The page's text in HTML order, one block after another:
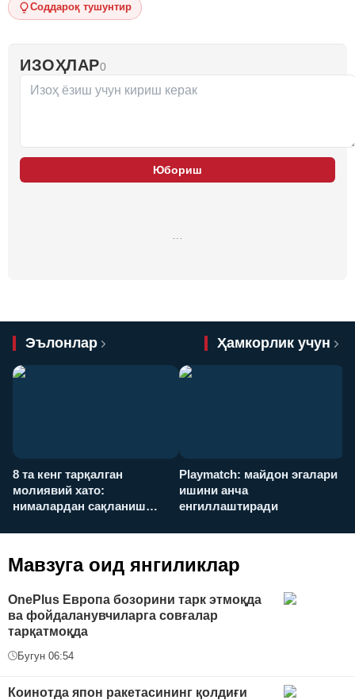
Соддароқ тушунтир
ИЗОҲЛАР0
Юбориш
Эълонлар Ҳамкорлик учун
8 та кенг тарқалган
молиявий хато:
нималардан сақланиш
Playmatch: майдон эгалари
ишини анча
енгиллаштиради
Мавзуга оид янгиликлар
OnePlus Европа бозорини тарк этмоқда
ва фойдаланувчиларга совғалар
тарқатмоқда
Бугун 06:54
Коинотда япон ракетасининг қолдиғи